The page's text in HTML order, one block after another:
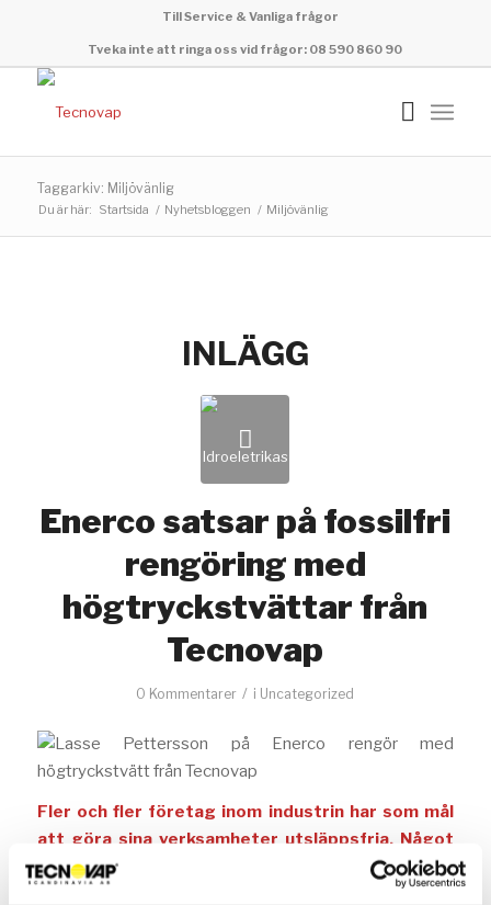
Till Service & Vanliga frågor
Tveka inte att ringa oss vid frågor: 08 590 860 90
Taggarkiv: Miljövänlig
Du är här: Startsida / Nyhetsbloggen / Miljövänlig
INLÄGG
Enerco satsar på fossilfri
rengöring med
högtryckstvättar från
Tecnovap
0 Kommentarer / i Uncategorized
Fler och fler företag inom industrin har som mål
att göra sina verksamheter utsläppsfria. Något
som Enerco Group AB möter upp genom att
erbjuda sina industrikunder rengöring och tvätt